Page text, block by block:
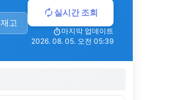
재고
실시간 조회
마지막 업데이트
2026. 08. 05. 오전 05:39